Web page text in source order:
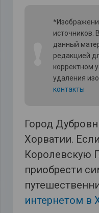
источников.
данный
редакцией
корректном
удаления
контакты
Город
Хорватии.
Королевскую
приобрести
интернетом в